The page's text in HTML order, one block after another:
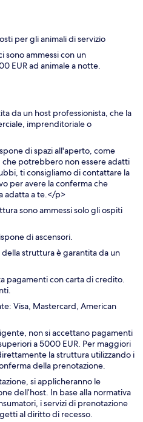
per gli animali di servizio
sono ammessi con un
EUR ad animale a notte.
da un host professionista, che la
imprenditoriale o
di spazi all'aperto, come
che potrebbero non essere adatti
ti consigliamo di contattare la
per avere la conferma che
adatta a te.</p>
sono ammessi solo gli ospiti
di ascensori.
struttura è garantita da un
pagamenti con carta di credito.
Visa, Mastercard, American
non si accettano pagamenti
a 5000 EUR. Per maggiori
la struttura utilizzando i
della prenotazione.
si applicheranno le
dell’host. In base alla normativa
i servizi di prenotazione
al diritto di recesso.